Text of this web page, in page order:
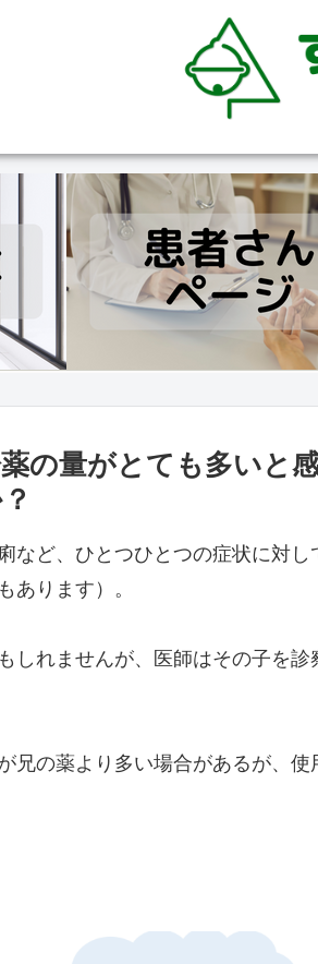
の量がとても多いと
など、ひとつひとつの症状に対
あります）。
しれませんが、医師はその子を
兄の薬より多い場合があるが、